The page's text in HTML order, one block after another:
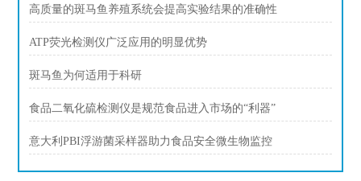
高质量的斑马鱼养殖系统会提高实验结果的准确性
ATP荧光检测仪广泛应用的明显优势
斑马鱼为何适用于科研
食品二氧化硫检测仪是规范食品进入市场的“利器”
意大利PBI浮游菌采样器助力食品安全微生物监控